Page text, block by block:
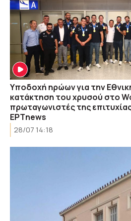
Υποδοχή ηρώων για την
κατάκτηση του χρυσού στο
πρωταγωνιστές της
ΕΡΤnews
28/07 14:18